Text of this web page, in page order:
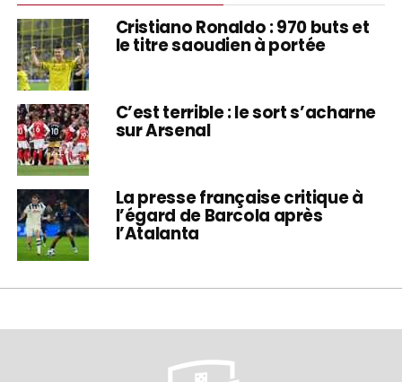
Cristiano Ronaldo : 970 buts et
le titre saoudien à portée
C’est terrible : le sort s’acharne
sur Arsenal
La presse française critique à
l’égard de Barcola après
l’Atalanta